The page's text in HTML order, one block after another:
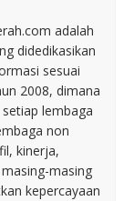
adalah
didedikasikan
sesuai
2008, dimana
lembaga
non
kinerja,
masing
kepercayaan